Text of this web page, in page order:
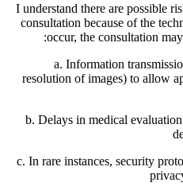
I understand there are possible
consultation because of the
occur, the consultation
a. Information
resolution of images) to allow
b. Delays in medical
c. In rare instances, security